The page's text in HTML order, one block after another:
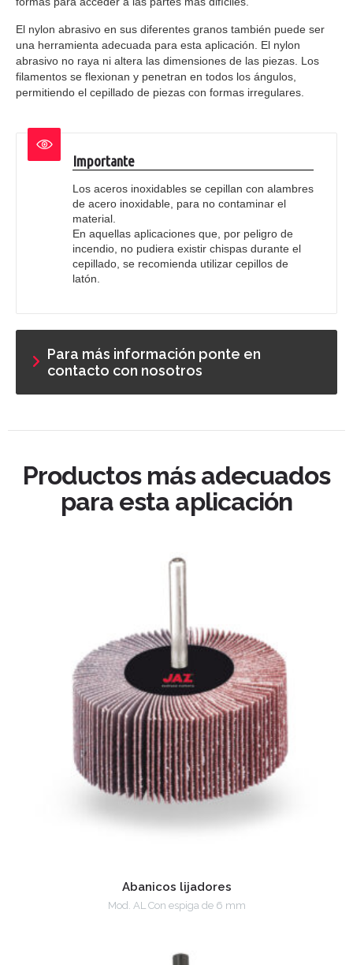
El nylon abrasivo en sus diferentes granos también puede ser
una herramienta adecuada para esta aplicación. El nylon
abrasivo no raya ni altera las dimensiones de las piezas. Los
filamentos se flexionan y penetran en todos los ángulos,
permitiendo el cepillado de piezas con formas irregulares.
Importante
Los aceros inoxidables se cepillan con alambres
de acero inoxidable, para no contaminar el
material.
En aquellas aplicaciones que, por peligro de
incendio, no pudiera existir chispas durante el
cepillado, se recomienda utilizar cepillos de
latón.
Para más información ponte en
contacto con nosotros
Productos más adecuados
para esta aplicación
Abanicos lijadores
Mod. AL Con espiga de 6 mm